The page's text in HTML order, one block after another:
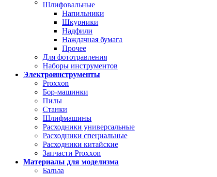
Шлифовальные
Напильники
Шкурники
Надфили
Наждачная бумага
Прочее
Для фототравления
Наборы инструментов
Электроинструменты
Proxxon
Бор-машинки
Пилы
Станки
Шлифмашины
Расходники универсальные
Расходники специальные
Расходники китайские
Запчасти Proxxon
Материалы для моделизма
Бальза